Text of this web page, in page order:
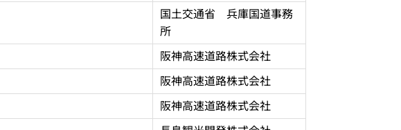
国土交通省 兵庫国道事務
所
阪神高速道路株式会社
阪神高速道路株式会社
阪神高速道路株式会社